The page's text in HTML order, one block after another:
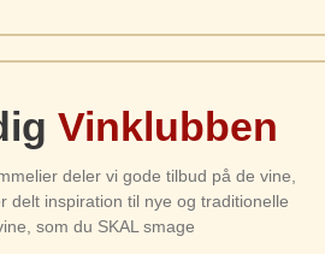
Vinklubben
deler vi gode tilbud på de vine,
delt inspiration til nye og traditionelle
som du SKAL smage